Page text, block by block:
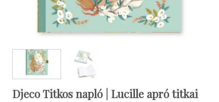
Djeco Titkos napló | Lucille apró titkai